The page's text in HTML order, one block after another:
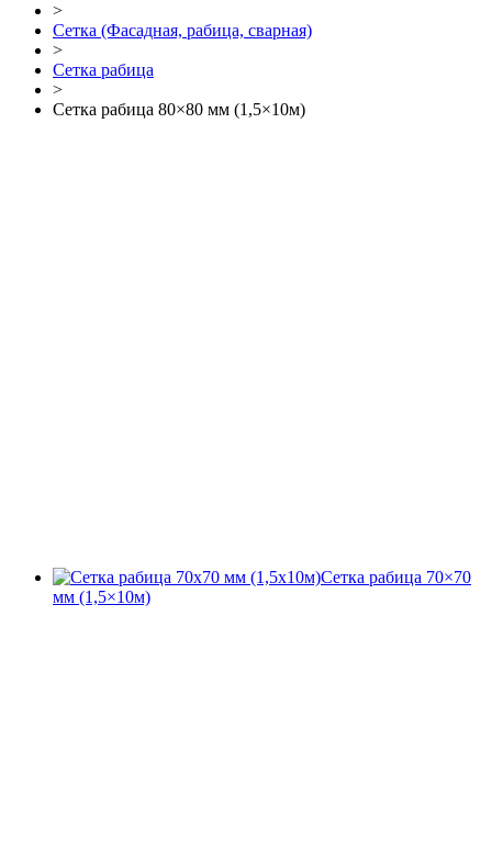
>
Сетка (Фасадная, рабица, сварная)
>
Сетка рабица
>
Сетка рабица 80×80 мм (1,5×10м)
Сетка рабица 70×70
мм (1,5×10м)